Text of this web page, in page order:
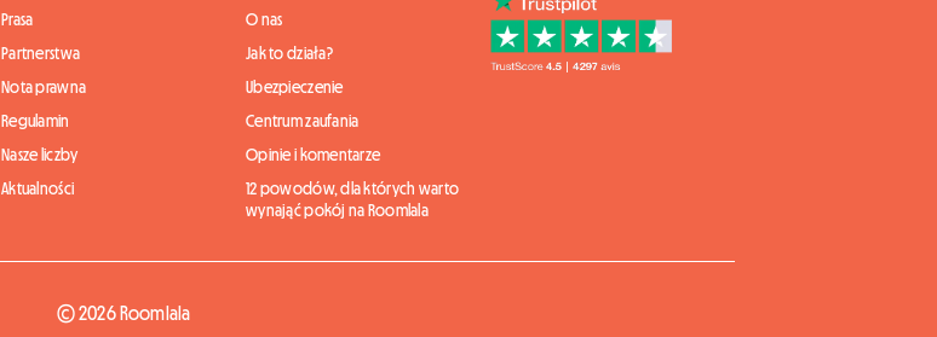
Prasa
Partnerstwa
Nota prawna
Regulamin
Nasze liczby
Aktualności
O nas
Jak to działa?
Ubezpieczenie
Centrum zaufania
Opinie i komentarze
12 powodów, dla których warto
wynająć pokój na Roomlala
© 2026 Roomlala